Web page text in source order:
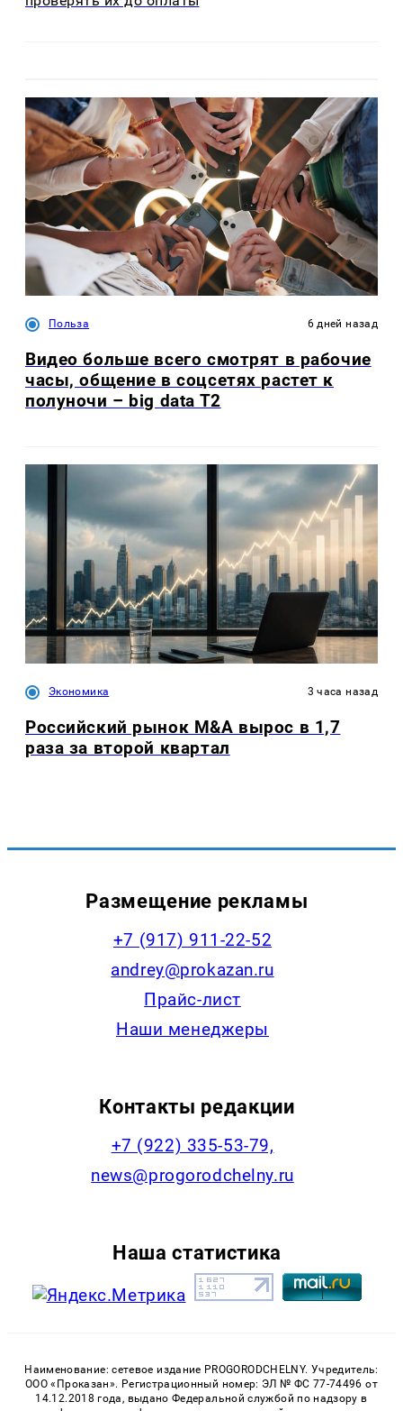
Польза 6 дней назад
Видео больше всего смотрят в рабочие
часы, общение в соцсетях растет к
полуночи – big data T2
Экономика 3 часа назад
Российский рынок M&A вырос в 1,7
раза за второй квартал
Размещение рекламы
+7 (917) 911-22-52
andrey@prokazan.ru
Прайс-лист
Наши менеджеры
Контакты редакции
+7 (922) 335-53-79,
news@progorodchelny.ru
Наша статистика
Наименование: сетевое издание PROGORODCHELNY. Учредитель:
ООО «Проказан». Регистрационный номер: ЭЛ № ФС 77-74496 от
14.12.2018 года, выдано Федеральной службой по надзору в